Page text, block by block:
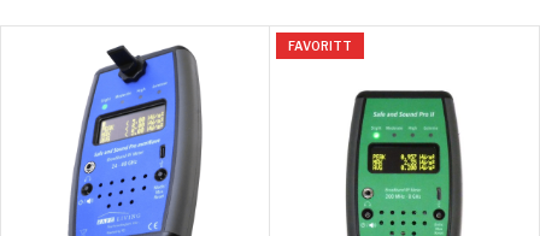
FAVORITT